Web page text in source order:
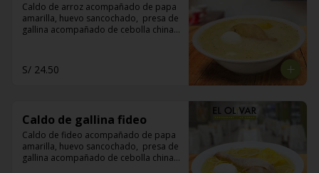
Caldo de arroz acompañado de papa
amarilla, huevo sancochado,  presa de
gallina acompañado de cebolla china,
S/ 24.50
Caldo de gallina fideo
Caldo de fideo acompañado de papa
amarilla, huevo sancochado,  presa de
gallina acompañado de cebolla china,